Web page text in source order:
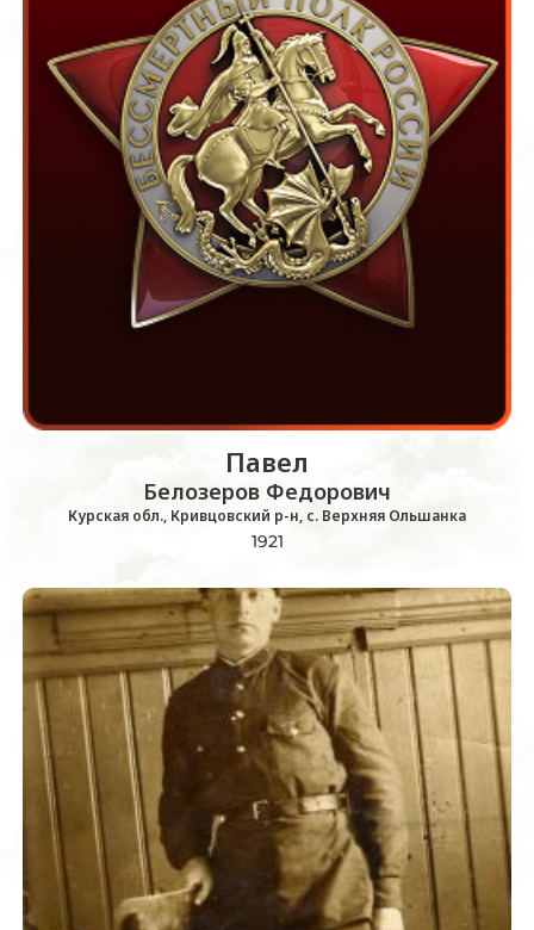
Павел
Белозеров Федорович
Курская обл., Кривцовский р-н, с. Верхняя Ольшанка
1921